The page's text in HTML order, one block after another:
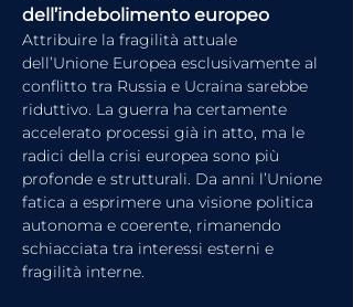
dell’indebolimento europeo
Attribuire la fragilità attuale
dell’Unione Europea esclusivamente al
conflitto tra Russia e Ucraina sarebbe
riduttivo. La guerra ha certamente
accelerato processi già in atto, ma le
radici della crisi europea sono più
profonde e strutturali. Da anni l’Unione
fatica a esprimere una visione politica
autonoma e coerente, rimanendo
schiacciata tra interessi esterni e
fragilità interne.